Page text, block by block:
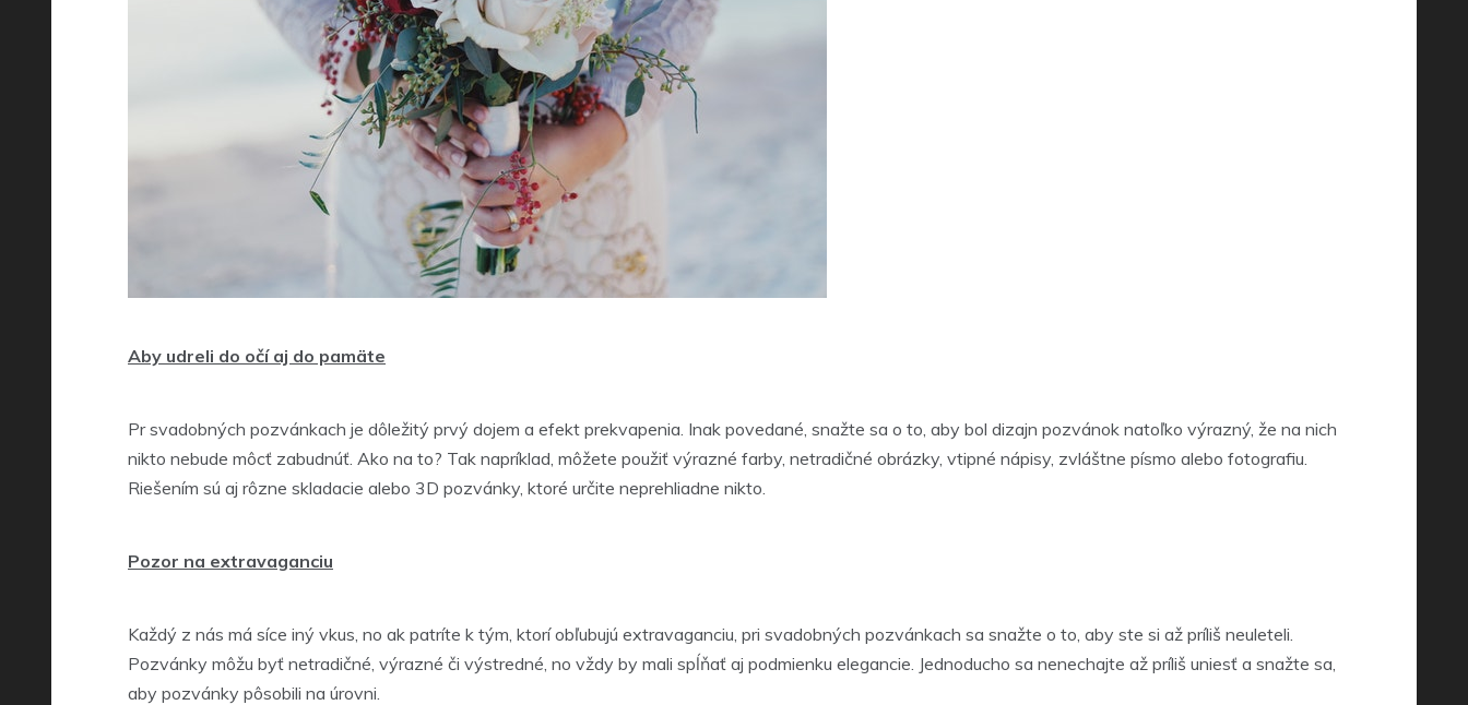
Aby udreli do očí aj do pamäte
Pr svadobných pozvánkach je dôležitý prvý dojem a efekt prekvapenia. Inak povedané, snažte sa o to, aby bol dizajn pozvánok natoľko výrazný, že na nich
nikto nebude môcť zabudnúť. Ako na to? Tak napríklad, môžete použiť výrazné farby, netradičné obrázky, vtipné nápisy, zvláštne písmo alebo fotografiu.
Riešením sú aj rôzne skladacie alebo 3D pozvánky, ktoré určite neprehliadne nikto.
Pozor na extravaganciu
Každý z nás má síce iný vkus, no ak patríte k tým, ktorí obľubujú extravaganciu, pri svadobných pozvánkach sa snažte o to, aby ste si až príliš neuleteli.
Pozvánky môžu byť netradičné, výrazné či výstredné, no vždy by mali spĺňať aj podmienku elegancie. Jednoducho sa nenechajte až príliš uniesť a snažte sa,
aby pozvánky pôsobili na úrovni.